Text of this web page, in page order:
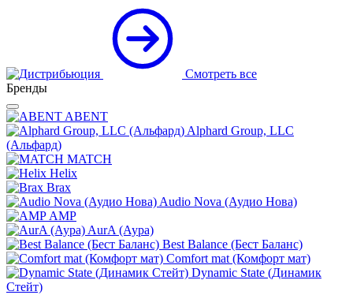
Смотреть все
Бренды
ABENT
Alphard Group, LLC
(Альфард)
MATCH
Helix
Brax
Audio Nova (Аудио Нова)
AMP
AurA (Аура)
Best Balance (Бест Баланс)
Comfort mat (Комфорт мат)
Dynamic State (Динамик
Стейт)